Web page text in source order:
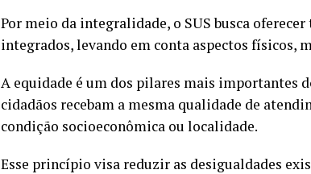
Por meio da integralidade, o SUS busca
integrados, levando em conta aspectos físicos,
A equidade é um dos pilares mais importantes
cidadãos recebam a mesma qualidade de
condição socioeconômica ou localidade.
Esse princípio visa reduzir as desigualdades